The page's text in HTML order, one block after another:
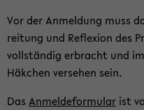
Vor der An­mel­dung muss
rei­tung und Re­fle­xi­on des
voll­stän­dig er­bracht und
Häk­chen ver­se­hen sein.
Das An­mel­de­for­mu­lar ist